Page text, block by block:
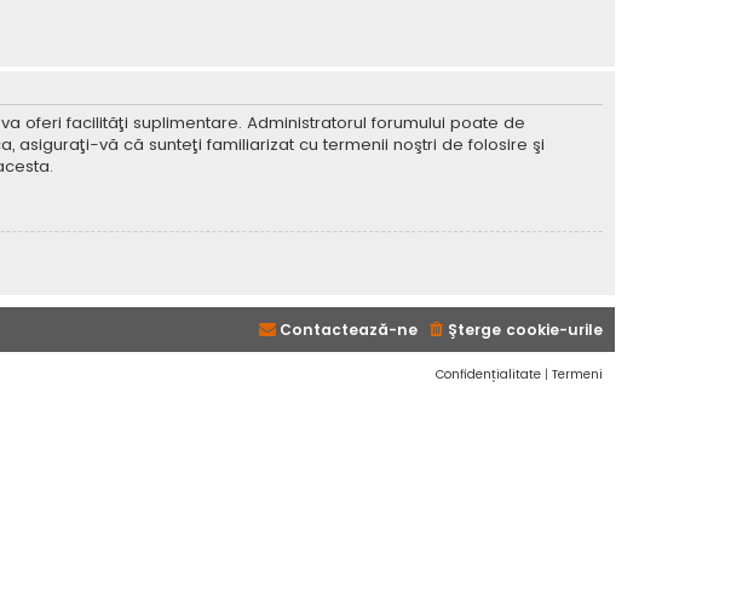
oferi facilităţi suplimentare. Administratorul forumului poate de
asiguraţi-vă că sunteţi familiarizat cu termenii noştri de folosire şi
Şterge cookie-urile
Contactează-ne
Confidențialitate | Termeni